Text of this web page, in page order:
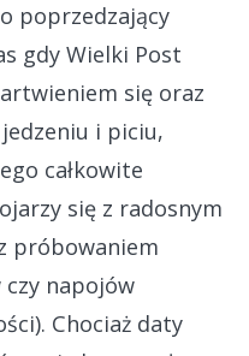
poprzedzający
gdy Wielki Post
się oraz
i piciu,
całkowite
się z radosnym
próbowaniem
napojów
Chociaż daty